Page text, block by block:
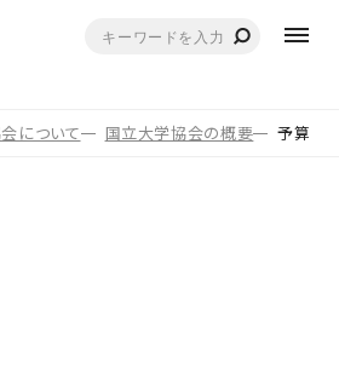
について 国立大学協会の概要 予算